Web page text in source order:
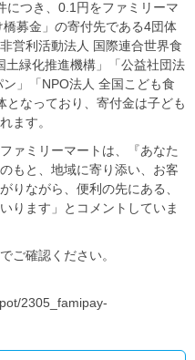
につき、0. 1円をファミリーマ
募金」 の寄付先である4団体
営利活動法人 国際連合世界食
緑化推進機構」「公益社団法
」「NPO法人 全国こども食
なっており、寄付金は子ども
ます。
ァミリーマートは、『あなた
もと、地域に寄り添い、お客
りながら、便利の先にある、
ります」とコメントしていま
ご確認ください。
2305_famipay-